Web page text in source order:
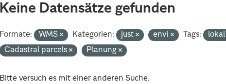
Keine Datensätze gefunden
Formate: WMS Kategorien: just envi Tags:
Cadastral parcels
Planung
Bitte versuch es mit einer anderen Suche.